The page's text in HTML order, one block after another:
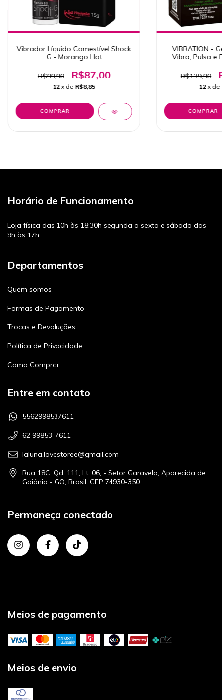
Vibrador Líquido Comestível Shock
G - Morango Hot
R$99,90 R$87,00
12 x de R$8,85
VIBRATION -
Vibra, Pulsa e
R$139,90
12 x de
Horário de Funcionamento
Loja física das 10h às 18:30h segunda a sexta e sábado das
9h às 17h
Departamentos
Quem somos
Formas de Pagamento
Trocas e Devoluções
Política de Privacidade
Como Comprar
Entre em contato
5562998537611
62 99853-7611
laluna.lovestoree@gmail.com
Rua 18C, Qd. 111, Lt. 06, - Setor Garavelo, Aparecida de
Goiânia - GO, Brasil, CEP 74930-350
Permaneça conectado
Meios de pagamento
Meios de envio